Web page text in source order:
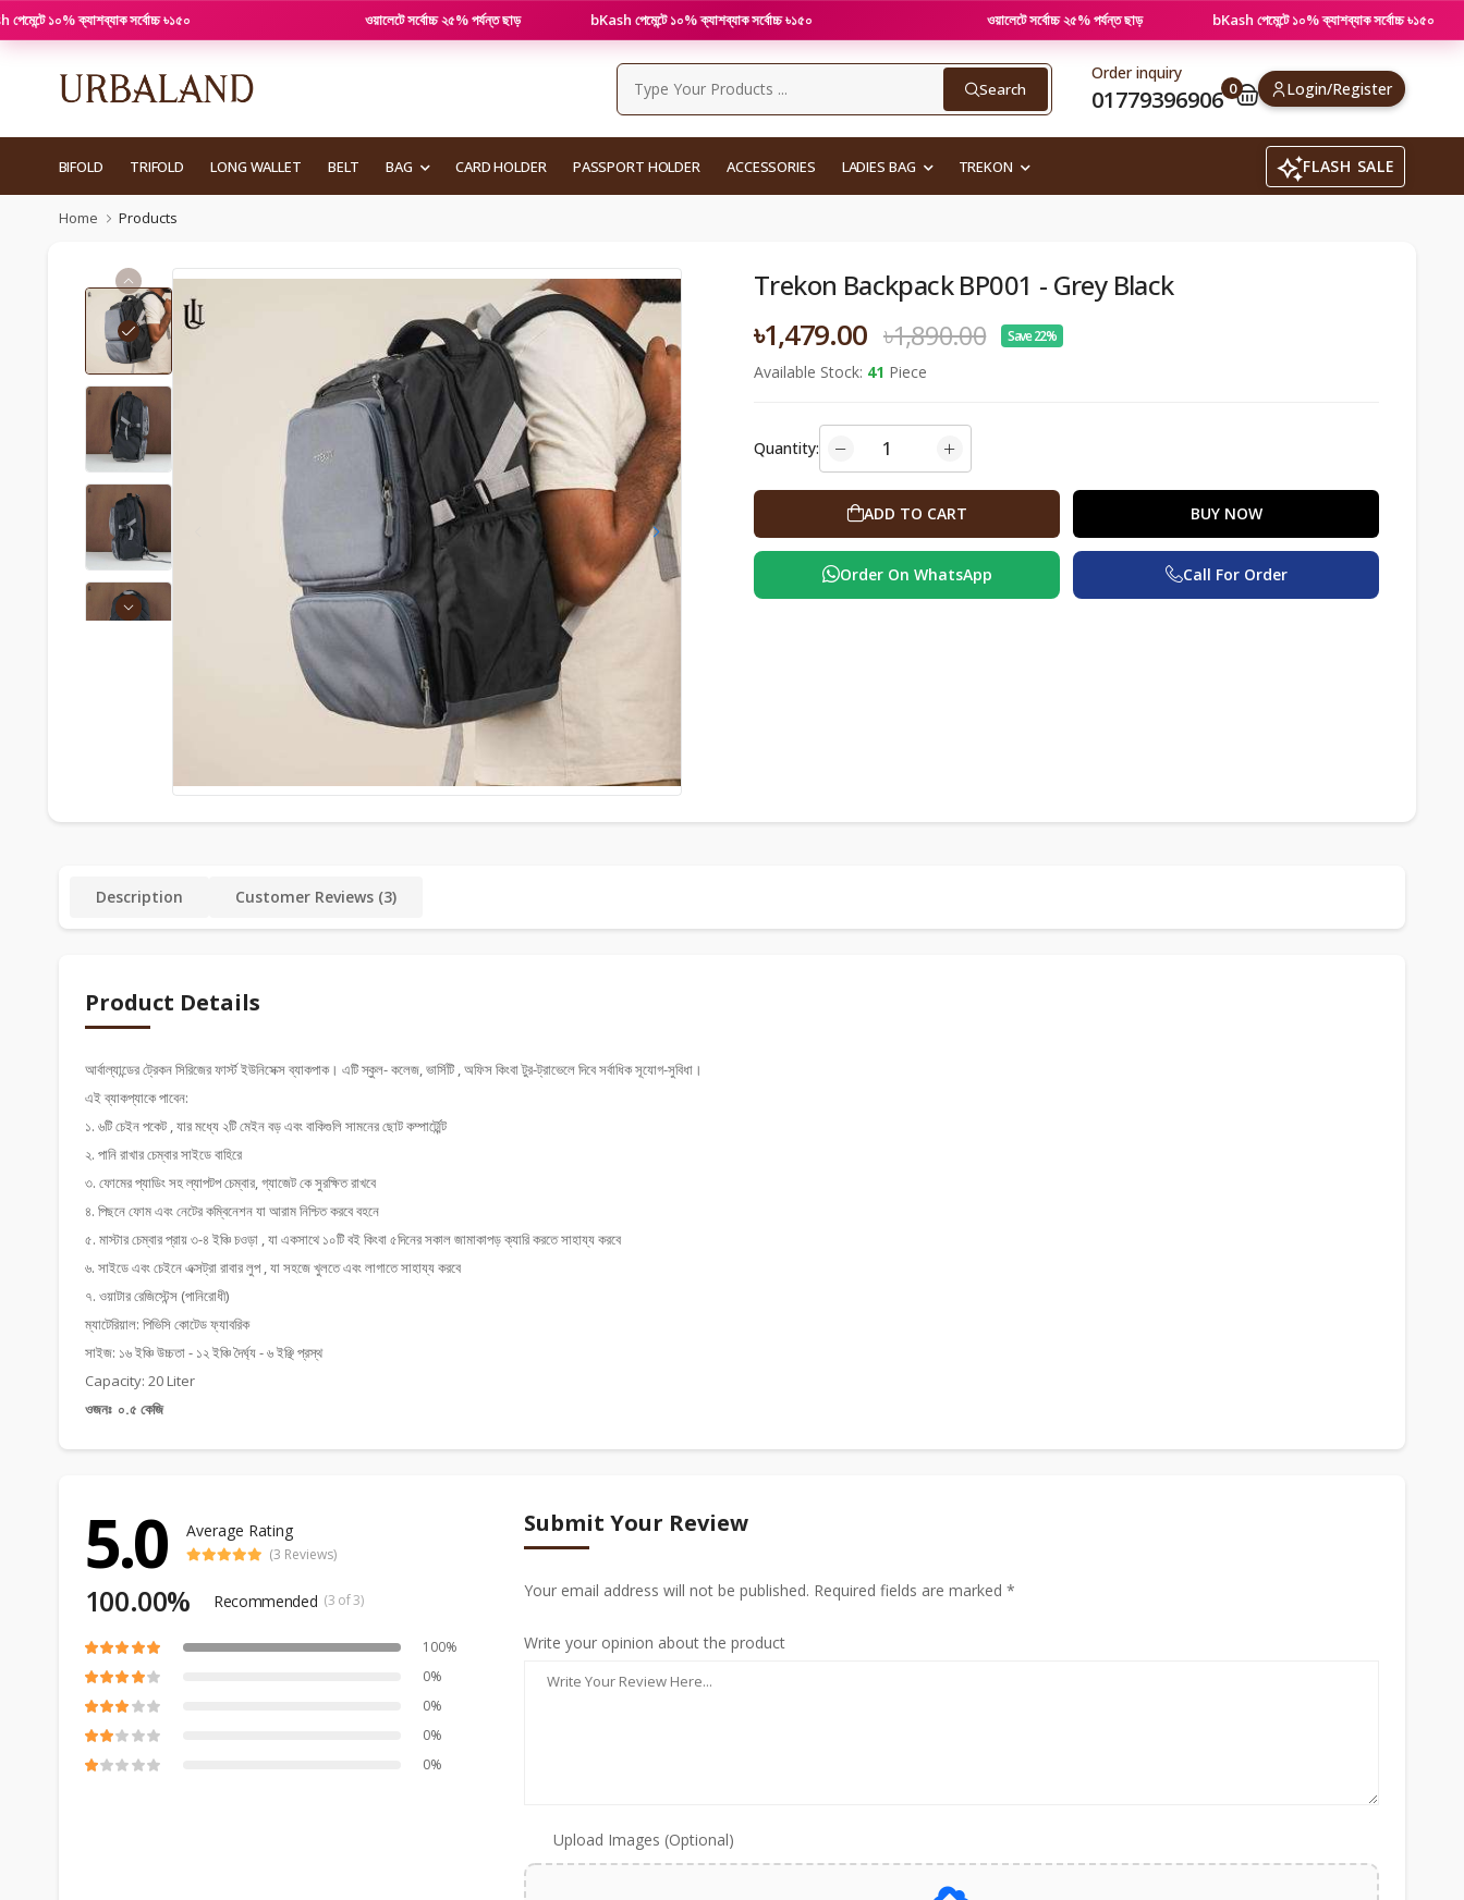
ক্যাশব্যাক সর্বোচ্চ ৳১৫০ ওয়ালেটে সর্বোচ্চ ২৫% পর্যন্ত ছাড় bKash পেমেন্টে ১০% ক্যাশব্যাক সর্বোচ্চ ৳১৫০ ওয়ালেটে সর্বোচ্চ ২৫% পর্যন্ত ছাড় bKash পেমেন্টে ১০% ক্যাশব্যাক সর্বোচ্চ ৳১৫০
Search
Order inquiry
01779396906 0 Login/Register
BIFOLD TRIFOLD LONG WALLET BELT BAG CARD HOLDER PASSPORT HOLDER ACCESSORIES LADIES BAG TREKON FLASH SALE
Home Products
Trekon Backpack BP001 - Grey Black
৳1,479.00 ৳1,890.00 Save 22%
Available Stock: 41 Piece
Quantity:
ADD TO CART BUY NOW
Order On WhatsApp Call For Order
Description Customer Reviews (3)
Product Details
আর্বাল্যান্ডের ট্রেকন সিরিজের ফার্স্ট ইউনিসেক্স ব্যাকপাক। এটি স্কুল- কলেজ, ভার্সিটি , অফিস কিংবা টুর-ট্রাভেলে দিবে সর্বাধিক সূযোগ-সুবিধা।
এই ব্যাকপ্যাকে পাবেন:
১. ৬টি চেইন পকেট , যার মধ্যে ২টি মেইন বড় এবং বাকিগুলি সামনের ছোট কম্পার্ট্মেন্ট
২. পানি রাখার চেম্বার সাইডে বাহিরে
৩. ফোমের প্যাডিং সহ ল্যাপটপ চেম্বার, গ্যাজেট কে সুরক্ষিত রাখবে
৪. পিছনে ফোম এবং নেটের কম্বিনেশন যা আরাম নিশ্চিত করবে বহনে
৫. মাস্টার চেম্বার প্রায় ৩-৪ ইঞ্চি চওড়া , যা একসাথে ১০টি বই কিংবা ৫দিনের সকাল জামাকাপড় ক্যারি করতে সাহায্য করবে
৬. সাইডে এবং চেইনে এক্সট্রা রাবার লুপ , যা সহজে খুলতে এবং লাগাতে সাহায্য করবে
৭. ওয়াটার রেজিস্টেন্স (পানিরোধী)
ম্যাটেরিয়াল: পিভিসি কোটেড ফ্যাবরিক
সাইজ: ১৬ ইঞ্চি উচ্চতা - ১২ ইঞ্চি দৈর্ঘ্য - ৬ ইঞ্ছি প্রস্থ
Capacity: 20 Liter
ওজনঃ ০.৫ কেজি
5.0 Average Rating
(3 Reviews)
100.00% Recommended (3 of 3)
100%
0%
0%
0%
0%
Submit Your Review
Your email address will not be published. Required fields are marked *
Write your opinion about the product
Upload Images (Optional)